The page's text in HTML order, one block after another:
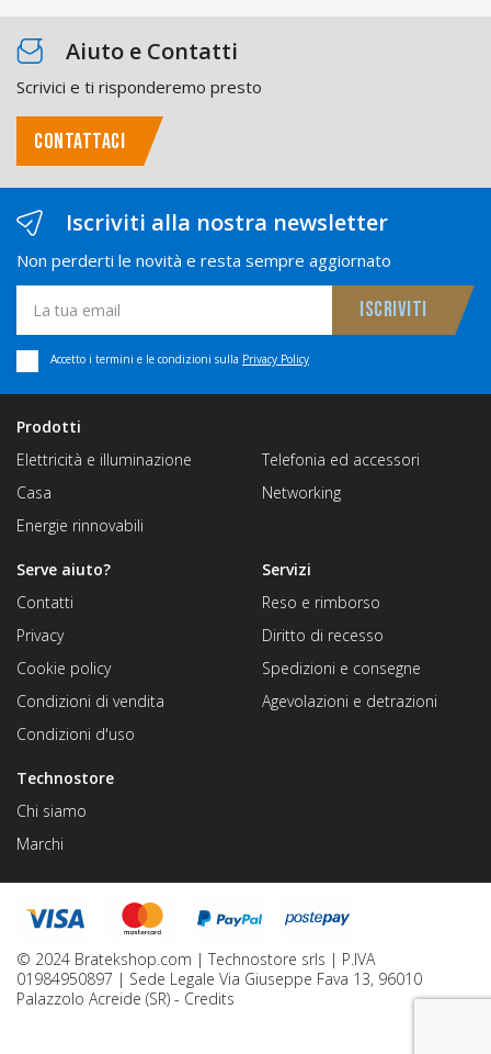
Aiuto e Contatti
Scrivici e ti risponderemo presto
CONTATTACI
Iscriviti alla nostra newsletter
Non perderti le novità e resta sempre aggiornato
Accetto i termini e le condizioni sulla Privacy Policy
Prodotti
Elettricità e illuminazione
Casa
Energie rinnovabili
Telefonia ed accessori
Networking
Technostore
Chi siamo
Marchi
Servizi
Reso e rimborso
Diritto di recesso
Spedizioni e consegne
Agevolazioni e detrazioni
Serve aiuto?
Contatti
Privacy
Cookie policy
Condizioni di vendita
Condizioni d'uso
© 2024 Bratekshop.com | Technostore srls | P.IVA
01984950897 | Sede Legale Via Giuseppe Fava 13, 96010
Palazzolo Acreide (SR) - Credits